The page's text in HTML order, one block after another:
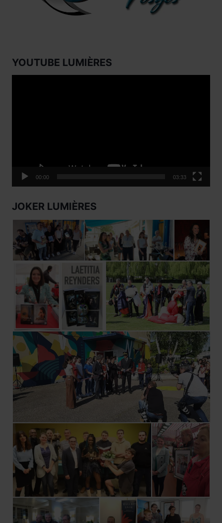
YOUTUBE LUMIÈRES
00:00 03:33
JOKER LUMIÈRES